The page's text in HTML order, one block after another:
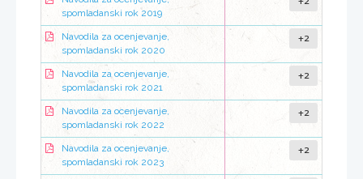
spomladanski rok 2019
Navodila za ocenjevanje,
spomladanski rok 2020
+2
Navodila za ocenjevanje,
spomladanski rok 2021
+2
Navodila za ocenjevanje,
spomladanski rok 2022
+2
Navodila za ocenjevanje,
spomladanski rok 2023
+2